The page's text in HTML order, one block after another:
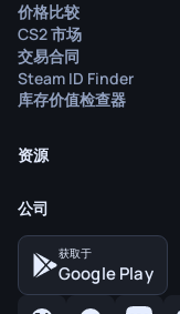
价格比较
CS2 市场
交易合同
Steam ID Finder
库存价值检查器
资源
公司
获取于
Google Play